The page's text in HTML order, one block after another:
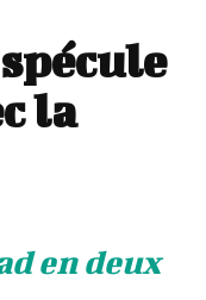
la
en deux